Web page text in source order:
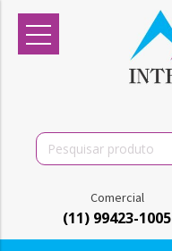
Search
for:
Comercial
(11) 99423-1005